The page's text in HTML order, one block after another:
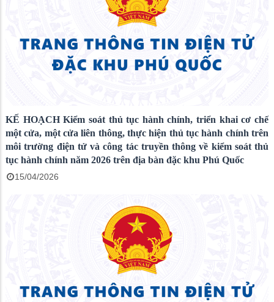
KẾ HOẠCH Kiểm soát thủ tục hành chính, triển khai cơ chế
một cửa, một cửa liên thông, thực hiện thủ tục hành chính trên
môi trường điện tử và công tác truyền thông về kiểm soát thủ
tục hành chính năm 2026 trên địa bàn đặc khu Phú Quốc
15/04/2026